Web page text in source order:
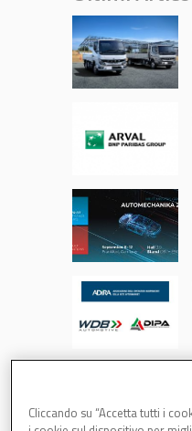
Cliccando su “Accetta tutti i